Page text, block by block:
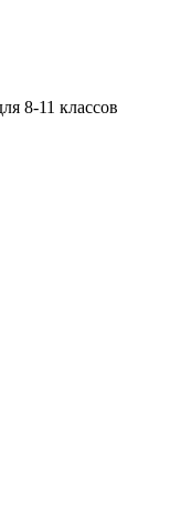
8-11 классов